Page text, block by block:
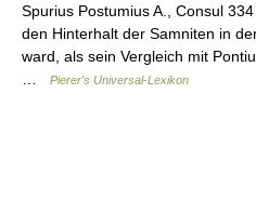
Spurius Postumius A., Consul
den Hinterhalt der Samniten in
ward, als sein Vergleich mit
Pierer's Universal-Lexikon